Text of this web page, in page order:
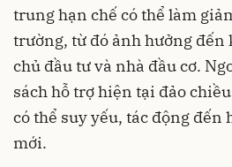
trung hạn chế có thể làm
trường, từ đó ảnh hưởng đến
chủ đầu tư và nhà đầu cơ.
sách hỗ trợ hiện tại đảo
có thể suy yếu, tác động đến
mới.